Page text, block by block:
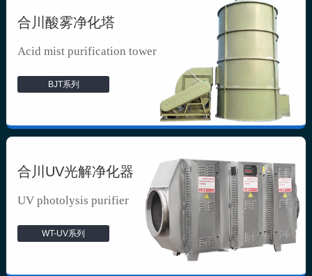
合川酸雾净化塔
Acid mist purification tower
BJT系列
合川UV光解净化器
UV photolysis purifier
WT-UV系列